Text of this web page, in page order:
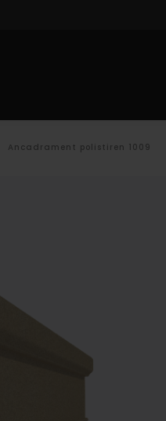
Ancadrament polistiren 1009